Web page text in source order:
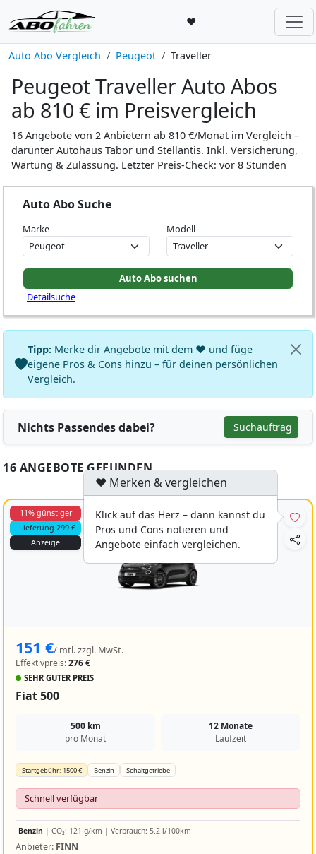
♥
Auto Abo Vergleich Peugeot Traveller
Peugeot Traveller Auto Abos
ab 810 € im Preisvergleich
16 Angebote von 2 Anbietern ab 810 €/Monat im Vergleich –
darunter Autohaus Tabor und Stellantis. Inkl. Versicherung,
Wartung & Zulassung. Letzter Preis-Check: vor 8 Stunden
Auto Abo Suche
Marke Modell
Detailsuche
Tipp: Merke dir Angebote mit dem ♥ und füge
eigene Pros & Cons hinzu – für deinen persönlichen
Vergleich.
Nichts Passendes dabei? Suchauftrag
16 ANGEBOTE GEFUNDEN
11% günstiger
Lieferung 299 €
Anzeige
151 €/ mtl. zzgl. MwSt.
Effektivpreis:276 €
SEHR GUTER PREIS
Fiat 500
500 km
pro Monat
12 Monate
Laufzeit
Startgebühr: 1500 € Benzin Schaltgetriebe
Schnell verfügbar
Benzin | CO₂: 121 g/km | Verbrauch: 5.2 l/100km
Anbieter: FINN
♥ Merken & vergleichen
Klick auf das Herz – dann kannst du
Pros und Cons notieren und
Angebote einfach vergleichen.